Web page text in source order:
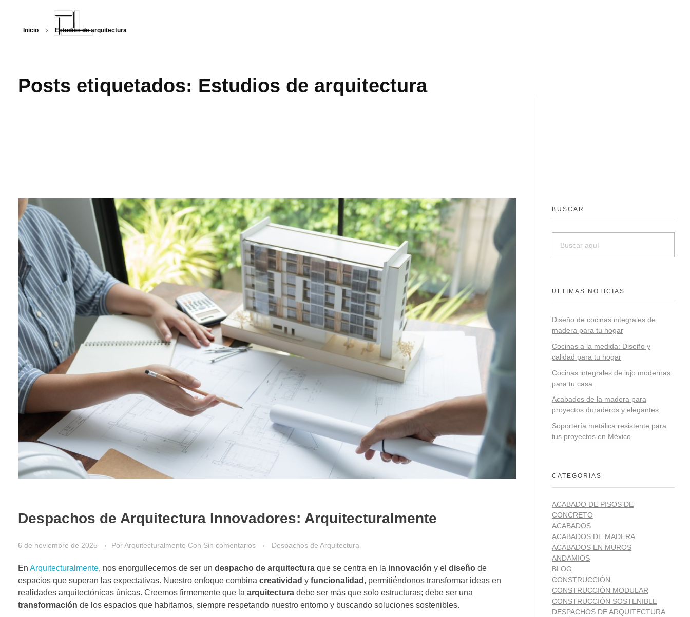
Inicio Estudios de arquitectura
Posts etiquetados: Estudios de arquitectura
Despachos de Arquitectura Innovadores: Arquitecturalmente
6 de noviembre de 2025 PorArquitecturalmente Con Sin comentarios Despachos de Arquitectura
En Arquitecturalmente, nos enorgullecemos de ser un despacho de arquitectura que se centra en la innovación y el diseño de
espacios que superan las expectativas. Nuestro enfoque combina creatividad y funcionalidad , permitiéndonos transformar ideas en
realidades arquitectónicas únicas. Creemos firmemente que la arquitectura debe ser más que solo estructuras; debe ser una
transformación de los espacios que habitamos, siempre respetando nuestro entorno y buscando soluciones sostenibles.
BUSCAR
ULTIMAS NOTICIAS
Diseño de cocinas integrales de
madera para tu hogar
Cocinas a la medida: Diseño y
calidad para tu hogar
Cocinas integrales de lujo modernas
para tu casa
Acabados de la madera para
proyectos duraderos y elegantes
Soportería metálica resistente para
tus proyectos en México
CATEGORIAS
ACABADO DE PISOS DE
CONCRETO
ACABADOS
ACABADOS DE MADERA
ACABADOS EN MUROS
ANDAMIOS
BLOG
CONSTRUCCIÓN
CONSTRUCCIÓN MODULAR
CONSTRUCCIÓN SOSTENIBLE
DESPACHOS DE ARQUITECTURA